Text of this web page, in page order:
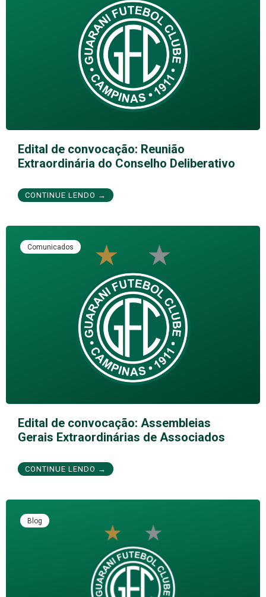
Edital de convocação: Reunião
Extraordinária do Conselho Deliberativo
CONTINUE LENDO →
Comunicados
Edital de convocação: Assembleias
Gerais Extraordinárias de Associados
CONTINUE LENDO →
Blog